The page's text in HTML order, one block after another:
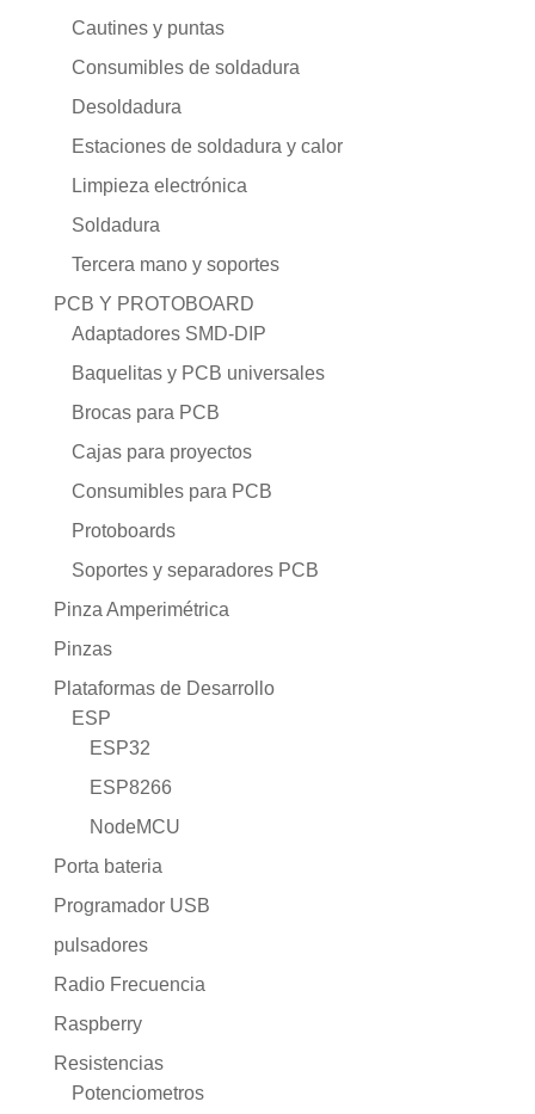
Cautines y puntas
Consumibles de soldadura
Desoldadura
Estaciones de soldadura y calor
Limpieza electrónica
Soldadura
Tercera mano y soportes
PCB Y PROTOBOARD
Adaptadores SMD-DIP
Baquelitas y PCB universales
Brocas para PCB
Cajas para proyectos
Consumibles para PCB
Protoboards
Soportes y separadores PCB
Pinza Amperimétrica
Pinzas
Plataformas de Desarrollo
ESP
ESP32
ESP8266
NodeMCU
Porta bateria
Programador USB
pulsadores
Radio Frecuencia
Raspberry
Resistencias
Potenciometros